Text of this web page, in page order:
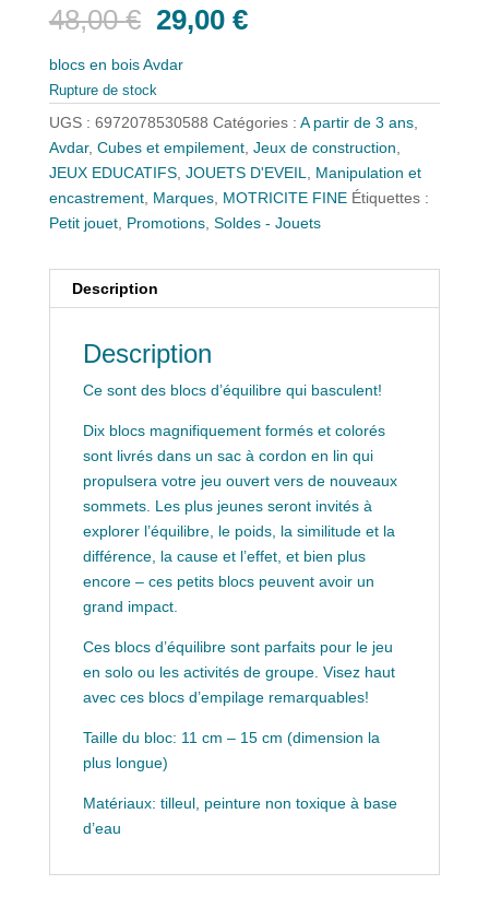
48,00€ Le
prix
initial
était :
48,00 €.
29,00 €Le
29,00 €.
blocs en bois Avdar
Rupture de stock
UGS : 6972078530588 Catégories : A partir de 3 ans,
Avdar, Cubes et empilement, Jeux de construction
JEUX EDUCATIFS, JOUETS D'EVEIL
Manipulation et
encastrement, Marques, MOTRICITE FINE Étiquettes :
Petit jouet, Promotions, Soldes - Jouets
Description
Description
Ce sont des blocs d’équilibre qui basculent!
Dix blocs magnifiquement formés et colorés
sont livrés dans un sac à cordon en lin qui
propulsera votre jeu ouvert vers de nouveaux
sommets. Les plus jeunes seront invités à
explorer l’équilibre, le poids, la similitude et la
différence, la cause et l’effet, et bien plus
encore – ces petits blocs peuvent avoir un
grand impact.
Ces blocs d’équilibre sont parfaits pour le jeu
en solo ou les activités de groupe. Visez haut
avec ces blocs d’empilage remarquables!
Taille du bloc: 11 cm – 15 cm (dimension la
plus longue)
Matériaux: tilleul, peinture non toxique à base
d’eau